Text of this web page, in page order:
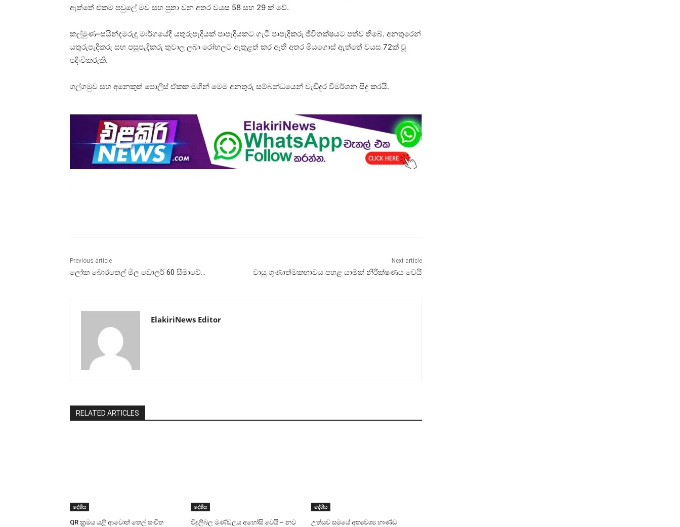
ඇත්තේ එකම පවුලේ මව සහ පුතා වන අතර වයස 58 සහ 29 ක් වේ.
කල්මුණ–සයින්දමරුදු මාර්ගයේදී යතුරුපැදියක් පාපැදියකට ගැටී පාපැදිකරු ජීවිතක්ෂයට පත්ව තිබේ. අනතුරෙන්
යතුරුපැදිකරු සහ පසුපැදිකරු තුවාල ලබා රෝහලට ඇතුළත් කර ඇති අතර මියගොස් ඇත්තේ වයස 72ක් වූ
පදිංචිකරුකි.
ගල්ගමුව සහ අනෙකුත් පොලිස් ඒකක මගින් මෙම අනතුරු සම්බන්ධයෙන් වැඩිදුර විමර්ශන සිදු කරයි.
Previous article
ලෝක බොරතෙල් මිල ඩොලර් 60 සීමාවේ…
Next article
වායු ගුණාත්මකභාවය පහළ යාමක් නිරීක්ෂණය වෙයි
ElakiriNews Editor
RELATED ARTICLES
දේශීය
QR ක්‍රමය යළි ආවොත් තෙල් සංචිත
දේශීය
විදුලිබල මණ්ඩලය අහෝසි වෙයි – නව
දේශීය
උත්සව සමයේ අත්‍යවශ්‍ය භාණ්ඩ